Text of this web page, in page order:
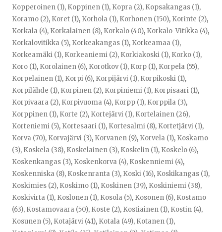
Kopperoinen (1), Koppinen (1), Kopra (2), Kopsakangas (1),
Koramo (2), Koret (1), Korhola (1), Korhonen (150), Korinte (2),
Korkala (4), Korkalainen (8), Korkalo (40), Korkalo-Vitikka (4),
Korkalovitikka (5), Korkeakangas (1), Korkeamaa (1),
Korkeamäki (1), Korkeaniemi (2), Korkiakoski (1), Korko (1),
Koro (1), Korolainen (6), Korotkov (1), Korp (1), Korpela (55),
Korpelainen (1), Korpi (6), Korpijärvi (1), Korpikoski (1),
Korpilähde (1), Korpinen (2), Korpiniemi (1), Korpisaari (1),
Korpivaara (2), Korpivuoma (4), Korpp (1), Korppila (3),
Korppinen (1), Korte (2), Kortejärvi (1), Kortelainen (26),
Korteniemi (5), Kortesaari (1), Kortesalmi (8), Kortetjärvi (1),
Korva (70), Korvajärvi (3), Korvanen (9), Korvela (1), Koskamo
(3), Koskela (38), Koskelainen (3), Koskelin (1), Koskelo (6),
Koskenkangas (3), Koskenkorva (4), Koskenniemi (4),
Koskenniska (8), Koskenranta (3), Koski (16), Koskikangas (1),
Koskimies (2), Koskimo (1), Koskinen (39), Koskiniemi (38),
Koskivirta (1), Koslonen (1), Kosola (5), Kosonen (6), Kostamo
(63), Kostamovaara (50), Koste (2), Kostiainen (1), Kostin (4),
Kosunen (5), Kotajärvi (41), Kotala (49), Kotanen (1),